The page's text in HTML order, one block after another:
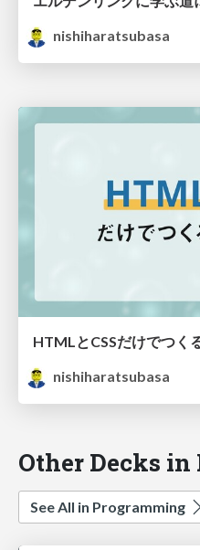
nishiharatsubasa
nishiharatsubasa
Other Decks
See All in Programming